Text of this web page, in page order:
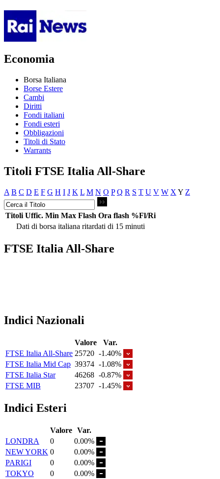
Economia
Borsa Italiana
Borse Estere
Cambi
Diritti
Fondi italiani
Fondi esteri
Obbligazioni
Titoli di Stato
Warrants
Titoli FTSE Italia All-Share
A B C D E F G H I J K L M N O P Q R S T U V W X Y Z
Titoli Uffic. Min Max Flash Ora flash %Fl/Ri
Dati di borsa italiana ritardati di 15 minuti
FTSE Italia All-Share
Indici Nazionali
Valore
Var.
FTSE Italia All-Share 25720 -1.40%
FTSE Italia Mid Cap 39374 -1.08%
FTSE Italia Star
46268 -0.87%
FTSE MIB
23707 -1.45%
Indici Esteri
Valore Var.
LONDRA
0
0.00%
NEW YORK 0
0.00%
PARIGI
0
0.00%
TOKYO
0
0.00%